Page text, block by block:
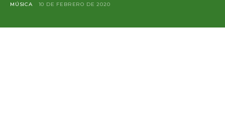
MÚSICA 10 DE FEBRERO DE 2020